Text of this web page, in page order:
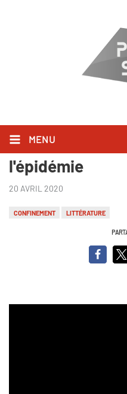
MENU
Livres & Vous :
l'épidémie
20 AVRIL 2020
CONFINEMENT LITTÉRATURE